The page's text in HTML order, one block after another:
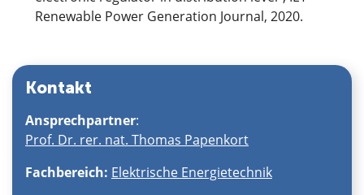
Renewable Power Generation Journal, 2020.
Kontakt
Ansprechpartner:
Prof. Dr. rer. nat. Thomas Papenkort
Fachbereich: Elektrische Energietechnik